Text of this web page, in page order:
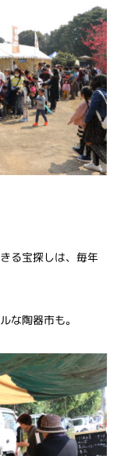
る宝探しは、毎年
な陶器市も。